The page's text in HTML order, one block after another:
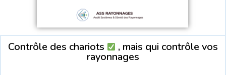
Contrôle des chariots , mais qui contrôle vos
rayonnages